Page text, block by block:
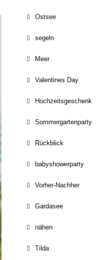
Ostsee
segeln
Meer
Valentines Day
Hochzeitsgeschenk
Sommergartenparty
Rückblick
babyshowerparty
Vorher-Nachher
Gardasee
nähen
Tilda